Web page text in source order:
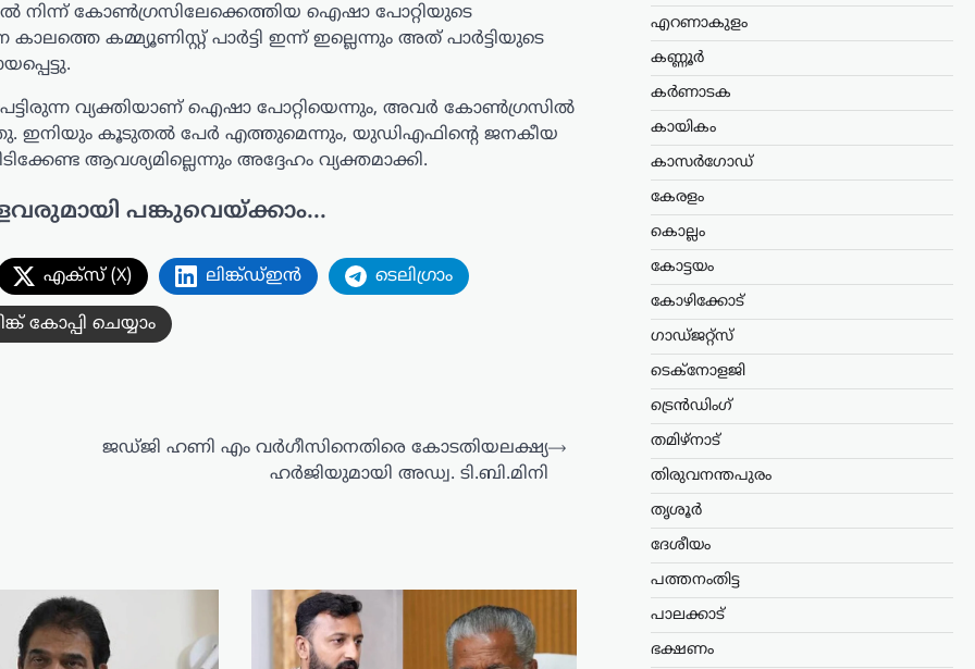
നിന്ന് കോൺഗ്രസിലേക്കെത്തിയ ഐഷാ പോറ്റിയുടെ
കമ്മ്യൂണിസ്റ്റ് പാർട്ടി ഇന്ന് ഇല്ലെന്നും അത് പാർട്ടിയുടെ
വ്യക്തിയാണ് ഐഷാ പോറ്റിയെന്നും, അവർ കോൺഗ്രസിൽ
ഇനിയും കൂടുതൽ പേർ എത്തുമെന്നും, യുഡിഎഫിന്റെ ജനകീയ
ആവശ്യമില്ലെന്നും അദ്ദേഹം വ്യക്തമാക്കി.
പങ്കുവെയ്ക്കാം...
എക്സ് (X) ലിങ്ക്ഡ്ഇൻ ടെലിഗ്രാം
കോപ്പി ചെയ്യാം
ജഡ്ജി ഹണി എം വർഗീസിനെതിരെ കോടതിയലക്ഷ്യ
ഹർജിയുമായി അഡ്വ. ടി.ബി.മിനി
⟶
എറണാകുളം
കണ്ണൂർ
കർണാടക
കായികം
കാസർഗോഡ്
കേരളം
കൊല്ലം
കോട്ടയം
കോഴിക്കോട്
ഗാഡ്ജറ്റ്സ്
ടെക്നോളജി
ട്രെൻഡിംഗ്
തമിഴ്നാട്
തിരുവനന്തപുരം
തൃശൂർ
ദേശീയം
പത്തനംതിട്ട
പാലക്കാട്
ഭക്ഷണം